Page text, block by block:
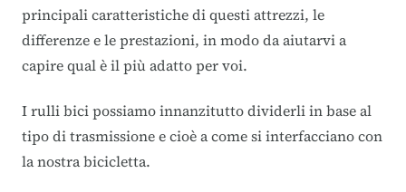
principali caratteristiche di questi attrezzi, le
differenze e le prestazioni, in modo da aiutarvi a
capire qual è il più adatto per voi.
I rulli bici possiamo innanzitutto dividerli in base al
tipo di trasmissione e cioè a come si interfacciano con
la nostra bicicletta.